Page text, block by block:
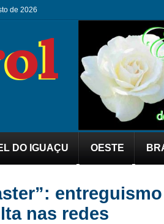
de 2026
DO IGUAÇU OESTE
nas redes